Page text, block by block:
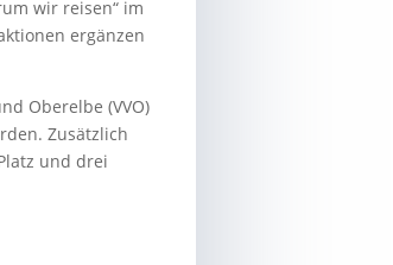
wir reisen“ im
ergänzen
Oberelbe (VVO)
Zusätzlich
und drei